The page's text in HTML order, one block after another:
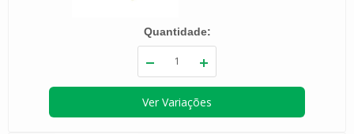
Quantidade
Ver Variações